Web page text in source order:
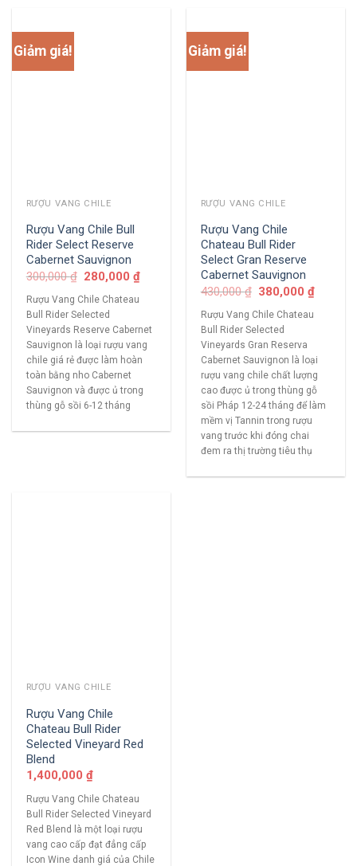
Giảm giá!
RƯỢU VANG CHILE
Rượu Vang Chile Bull
Rider Select Reserve
Cabernet Sauvignon
300,000₫ 280,000₫
Rượu Vang Chile Chateau
Bull Rider Selected
Vineyards Reserve Cabernet
Sauvignon là loại rượu vang
chile giá rẻ được làm hoàn
toàn bằng nho Cabernet
Sauvignon và được ủ trong
thùng gỗ sồi 6-12 tháng
Giảm giá!
RƯỢU VANG CHILE
Rượu Vang Chile
Chateau Bull Rider
Select Gran Reserve
Cabernet Sauvignon
430,000₫ 380,000₫
Rượu Vang Chile Chateau
Bull Rider Selected
Vineyards Gran Reserva
Cabernet Sauvignon là loại
rượu vang chile chất lượng
cao được ủ trong thùng gỗ
sồi Pháp 12-24 tháng để làm
mềm vị Tannin trong rượu
vang trước khi đóng chai
đem ra thị trường tiêu thụ
RƯỢU VANG CHILE
Rượu Vang Chile
Chateau Bull Rider
Selected Vineyard Red
Blend
1,400,000 ₫
Rượu Vang Chile Chateau
Bull Rider Selected Vineyard
Red Blend là một loại rượu
vang cao cấp đạt đẳng cấp
Icon Wine danh giá của Chile